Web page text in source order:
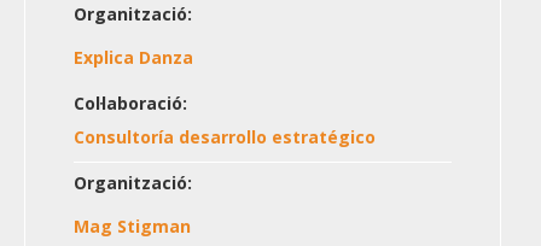
Organització:
Explica Danza
Col·laboració:
Consultoría desarrollo estratégico
Organització:
Mag Stigman